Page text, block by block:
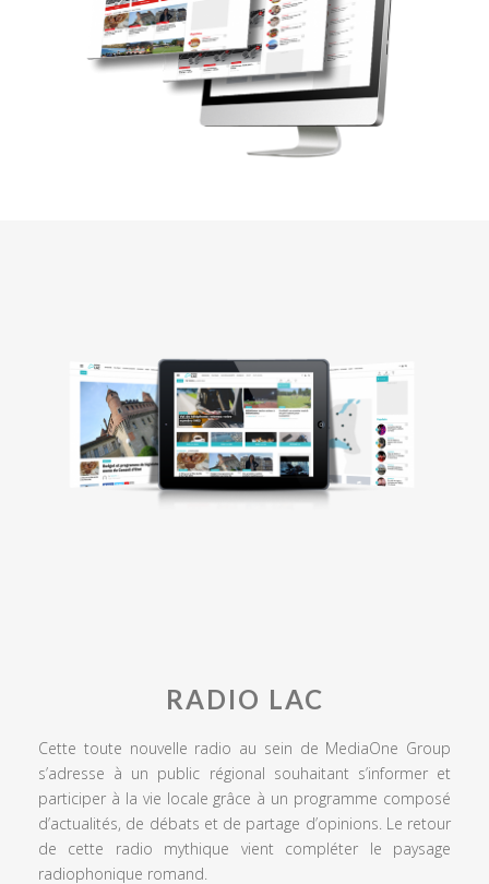
RADIO LAC
Cette toute nouvelle radio au sein de MediaOne Group
s’adresse à un public régional souhaitant s’informer et
participer à la vie locale grâce à un programme composé
d’actualités, de débats et de partage d’opinions. Le retour
de cette radio mythique vient compléter le paysage
radiophonique romand.